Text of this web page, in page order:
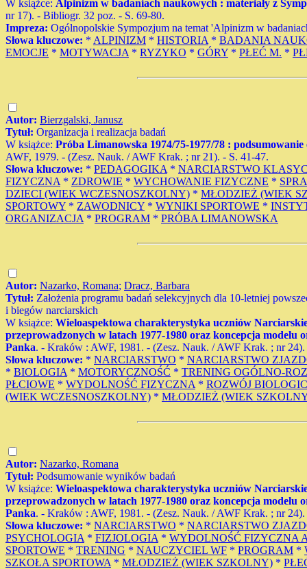
W książce: Alpinizm w badaniach naukowych : materiały z
nr 17). - Bibliogr. 32 poz. - S. 69-80.
Impreza: Ogólnopolskie Sympozjum na temat 'Alpinizm w
Słowa kluczowe: * ALPINIZM * HISTORIA * BADANIA
EMOCJE * MOTYWACJA * RYZYKO * GÓRY * PŁEĆ M. *
Autor: Bierzgalski, Janusz
Tytuł: Organizacja i realizacja badań
W książce: Próba Limanowska 1974/75-1977/78 :
AWF, 1979. - (Zesz. Nauk. / AWF Krak. ; nr 21). - S. 41-47.
Słowa kluczowe: * PEDAGOGIKA * NARCIARSTWO
FIZYCZNA * ZDROWIE * WYCHOWANIE FIZYCZNE *
DZIECI (WIEK WCZESNOSZKOLNY) * MŁODZIEŻ (WIEK
SPORTOWY * ZAWODNICY * WYNIKI SPORTOWE *
ORGANIZACJA * PROGRAM * PRÓBA LIMANOWSKA
Autor: Nazarko, Romana; Dracz, Barbara
Tytuł: Założenia programu badań selekcyjnych dla 10-letniej
i biegów narciarskich
W książce: Wieloaspektowa charakterystyka uczniów
przeprowadzonych w latach 1977-1980 oraz koncepcja modelu
Panka. - Kraków : AWF, 1981. - (Zesz. Nauk. / AWF Krak. ; nr 24).
Słowa kluczowe: * NARCIARSTWO * NARCIARSTWO
* BIOLOGIA * MOTORYCZNOŚĆ * TRENING OGÓLNO-
PŁCIOWE * WYDOLNOŚĆ FIZYCZNA * ROZWÓJ
(WIEK WCZESNOSZKOLNY) * MŁODZIEŻ (WIEK
Autor: Nazarko, Romana
Tytuł: Podsumowanie wyników badań
W książce: Wieloaspektowa charakterystyka uczniów
przeprowadzonych w latach 1977-1980 oraz koncepcja modelu
Panka. - Kraków : AWF, 1981. - (Zesz. Nauk. / AWF Krak. ; nr 24).
Słowa kluczowe: * NARCIARSTWO * NARCIARSTWO
PSYCHOLOGIA * FIZJOLOGIA * WYDOLNOŚĆ FIZYCZNA
SPORTOWE * TRENING * NAUCZYCIEL WF * PROGRAM *
SZKOŁA SPORTOWA * MŁODZIEŻ (WIEK SZKOLNY) *